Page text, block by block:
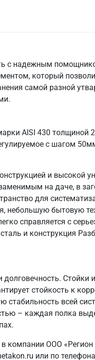
с надежным
который
самой разной
AISI 430
с шагом
и высокой
на даче, в
для
небольшую бытовую
справляется с
и конструкция
стойкость к
стабильность всей
– каждая полка
компании ООО
или по